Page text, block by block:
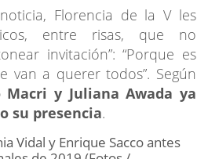
Florencia de la V les
entre risas, que no
invitación”: “Porque es
van a querer todos”. Según
Macri y Juliana Awada ya
su presencia.